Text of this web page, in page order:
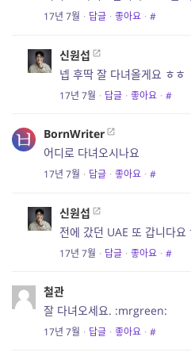
17년 7월 · 답글 · 좋아요 · #
신원섭
넵 후딱 잘 다녀올게요 ㅎㅎ
17년 7월 · 답글 · 좋아요 · #
BornWriter
어디로 다녀오시나요
17년 7월 · 답글 · 좋아요 · #
신원섭
전에 갔던 UAE 또 갑니다요
17년 7월 · 답글 · 좋아요 · #
철관
잘 다녀오세요. :mrgreen:
17년 7월 · 답글 · 좋아요 · #